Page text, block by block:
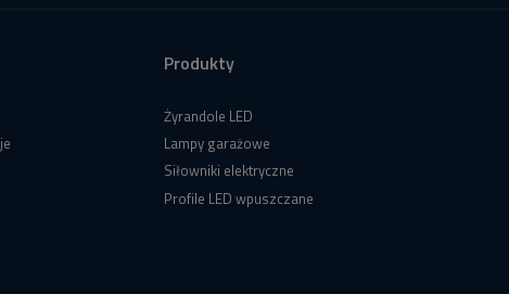
Produkty
Żyrandole LED
Lampy garażowe
Siłowniki elektryczne
Profile LED wpuszczane